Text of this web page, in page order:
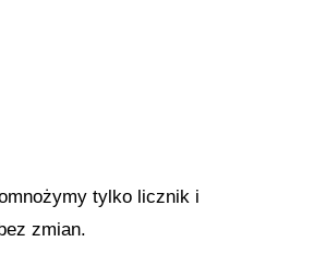
tylko licznik i
zmian.